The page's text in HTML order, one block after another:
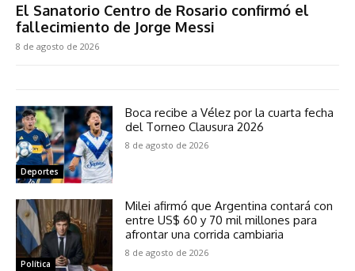
El Sanatorio Centro de Rosario confirmó el
fallecimiento de Jorge Messi
8 de agosto de 2026
Deportes
Boca recibe a Vélez por la cuarta fecha
del Torneo Clausura 2026
8 de agosto de 2026
Política
Milei afirmó que Argentina contará con
entre US$ 60 y 70 mil millones para
afrontar una corrida cambiaria
8 de agosto de 2026